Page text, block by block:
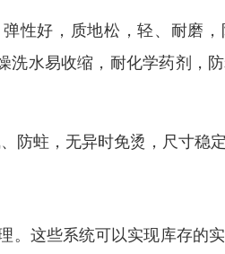
性好，质地松，轻、耐磨
水易收缩，耐化学药剂，
蛀，无异时免烫，尺寸稳定
。这些系统可以实现库存的